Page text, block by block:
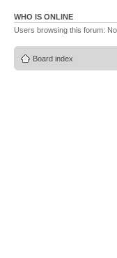
WHO IS ONLINE
Users browsing this forum:
Board index